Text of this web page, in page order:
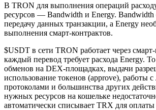
В TRON для выполнения операций
ресурсов — Bandwidth и Energy. Bandwidth
передачу данных транзакции, а Energy
выполнения смарт-контрактов.
$USDT в сети TRON работает через
каждый перевод требует расхода Energy.
обменов на DEX-площадках, выдачи
использование токенов (approve), работы
протоколами и большинства других
нужных ресурсов на кошельке
автоматически списывает TRX для